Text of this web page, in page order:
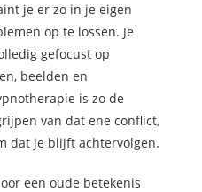
je er zo in je eigen
op te lossen. Je
gefocust op
beelden en
is zo de
van dat ene conflict,
dat je blijft achtervolgen.
een oude betekenis